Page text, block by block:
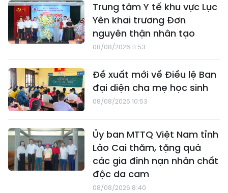
Trung tâm Y tế khu vực Lục
Yên khai trương Đơn
nguyên thận nhân tạo
08/08/2026 11:53
Đề xuất mới về Điều lệ Ban
đại diện cha mẹ học sinh
08/08/2026 10:53
Ủy ban MTTQ Việt Nam tỉnh
Lào Cai thăm, tặng quà
các gia đình nạn nhân chất
độc da cam
08/08/2026 8:40